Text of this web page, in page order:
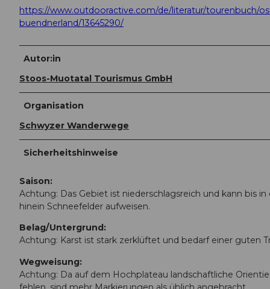
https://www.outdooractive.com/de/literatur/tourenbuch/
buendnerland/13645290/
Autor:in
Stoos-Muotatal Tourismus GmbH
Organisation
Schwyzer Wanderwege
Sicherheitshinweise
Saison:
Achtung: Das Gebiet ist niederschlagsreich und kann bis in
hinein Schneefelder aufweisen.
Belag/Untergrund:
Achtung: Karst ist stark zerklüftet und bedarf einer guten
Wegweisung:
Achtung: Da auf dem Hochplateau landschaftliche